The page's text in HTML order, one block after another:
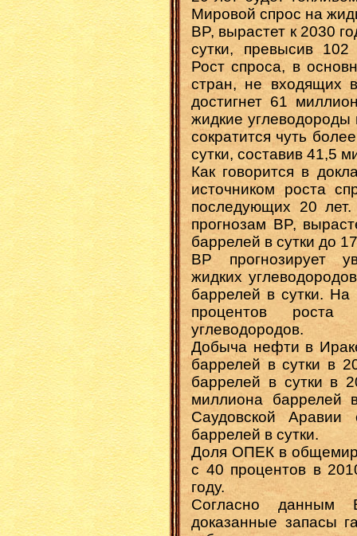
Мировой спрос на
BP, вырастет к 2030
сутки, превысив
Рост спроса, в
стран, не входящих
достигнет 61
жидкие
сократится чуть
сутки, составив 41,5
Как говорится в
источником роста
последующих 20
прогнозам BP,
баррелей в сутки до
BP прогнозирует
жидких
баррелей в сутки.
процентов роста
углеводородов.
Добыча нефти в
баррелей в сутки в
баррелей в сутки в
миллиона баррелей
Саудовской Аравии
баррелей в сутки.
Доля ОПЕК в
с 40 процентов в
году.
Согласно
доказанные запасы